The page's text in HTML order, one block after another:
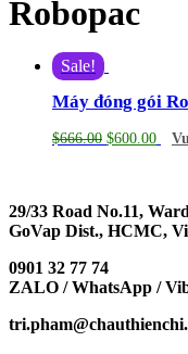
Robopac
Sale!
Máy đóng gói
$666.00 $600.00
29/33 Road No.11,
GoVap Dist., HCMC,
0901 32 77 74
ZALO / WhatsApp /